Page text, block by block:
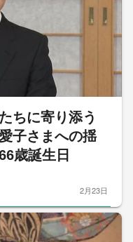
ちに寄り添う
子さまへの揺
歳誕生日
2月23日